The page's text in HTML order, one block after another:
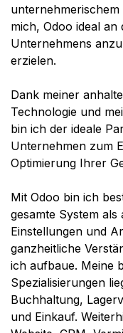
mich, Odoo ideal
Unternehmens
erzielen.
Dank meiner
Technologie und
bin ich der ideale
Unternehmen zum
Optimierung Ihrer
Mit Odoo bin ich
gesamte System
Einstellungen und
ganzheitliche
ich aufbaue. Meine
Spezialisierungen
Buchhaltung,
und Einkauf.